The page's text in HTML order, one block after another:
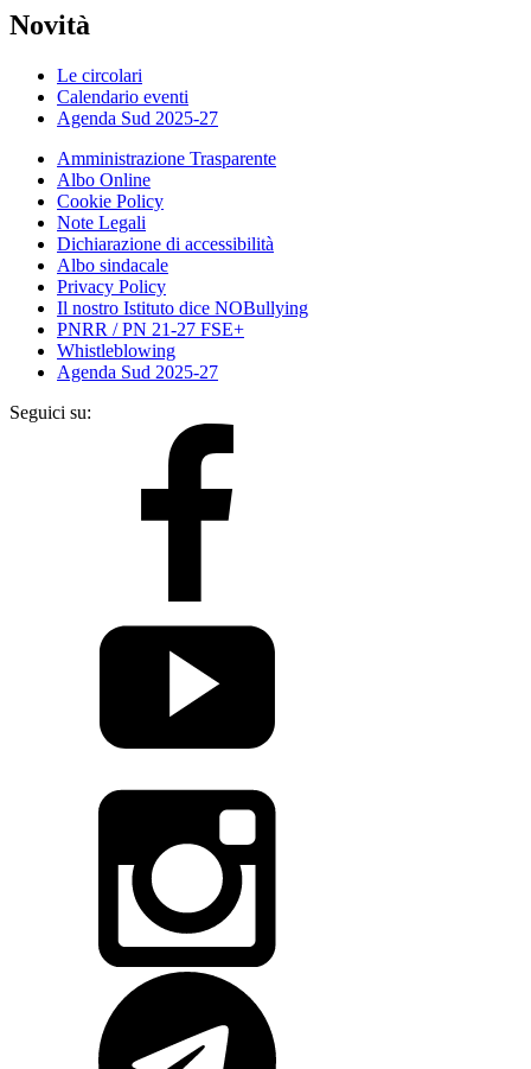
Novità
Le circolari
Calendario eventi
Agenda Sud 2025-27
Amministrazione Trasparente
Albo Online
Cookie Policy
Note Legali
Dichiarazione di accessibilità
Albo sindacale
Privacy Policy
Il nostro Istituto dice NOBullying
PNRR / PN 21-27 FSE+
Whistleblowing
Agenda Sud 2025-27
Seguici su: